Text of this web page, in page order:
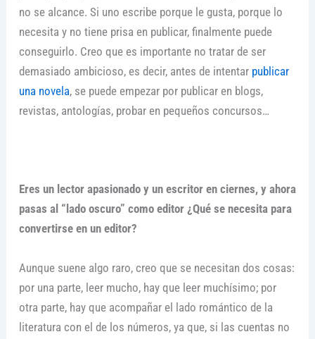
no se alcance. Si uno escribe porque le gusta, porque lo
necesita y no tiene prisa en publicar, finalmente puede
conseguirlo. Creo que es importante no tratar de ser
demasiado ambicioso, es decir, antes de intentar publicar
una novela, se puede empezar por publicar en blogs,
revistas, antologías, probar en pequeños concursos…
Eres un lector apasionado y un escritor en ciernes, y ahora
pasas al “lado oscuro” como editor ¿Qué se necesita para
convertirse en un editor?
Aunque suene algo raro, creo que se necesitan dos cosas:
por una parte, leer mucho, hay que leer muchísimo; por
otra parte, hay que acompañar el lado romántico de la
literatura con el de los números, ya que, si las cuentas no